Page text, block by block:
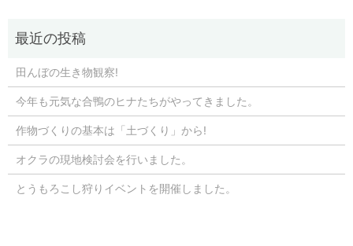
田んぼの生き物観察!
今年も元気な合鴨のヒナたちがやってきました。
作物づくりの基本は「土づくり」から!
オクラの現地検討会を行いました。
とうもろこし狩りイベントを開催しました。